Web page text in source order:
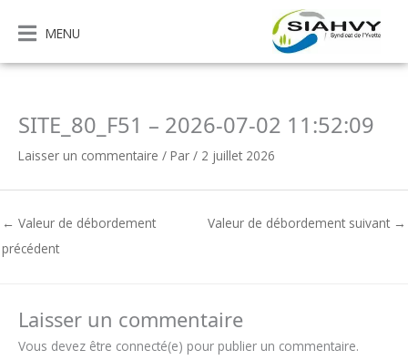
contenu
MENU
SITE_80_F51 – 2026-07-02 11:52:09
Laisser un commentaire / Par / 2 juillet 2026
← Valeur de débordement
précédent
Valeur de débordement suivant →
Laisser un commentaire
Vous devez être connecté(e) pour publier un commentaire.